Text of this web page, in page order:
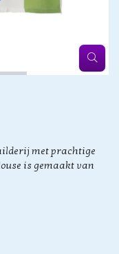
met prachtige
is gemaakt van